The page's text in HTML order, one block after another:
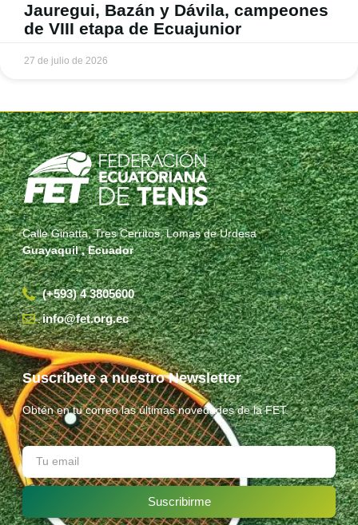
Jauregui, Bazán y Dávila, campeones
de VIII etapa de Ecuajunior
27 de julio de 2026
Calle Ginatta, Tres Cerritos, Lomas de Urdesa
Guayaquil , Ecuador
(+593) 4 3805600
info@fet.org.ec
Suscríbete a nuestro Newsletter
Obtén en tu correo las últimas novedades de la FET.
Suscribirme